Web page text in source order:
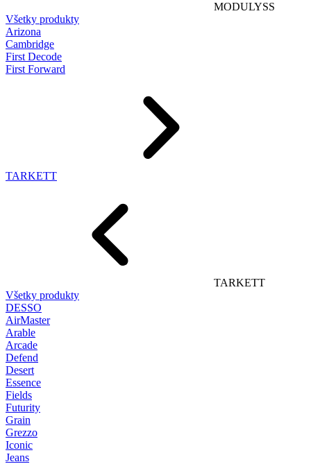
MODULYSS
Všetky produkty
Arizona
Cambridge
First Decode
First Forward
TARKETT
TARKETT
Všetky produkty
DESSO
AirMaster
Arable
Arcade
Defend
Desert
Essence
Fields
Futurity
Grain
Grezzo
Iconic
Jeans